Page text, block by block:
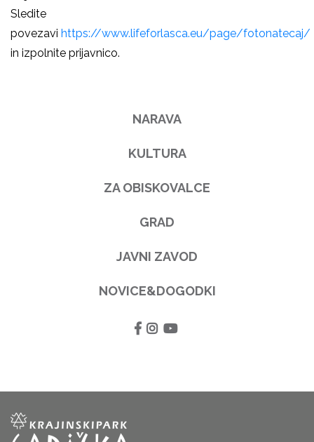
Sledite
povezavi https://www.lifeforlasca.eu/page/fotonatecaj/
in izpolnite prijavnico.
NARAVA
KULTURA
ZA OBISKOVALCE
GRAD
JAVNI ZAVOD
NOVICE&DOGODKI